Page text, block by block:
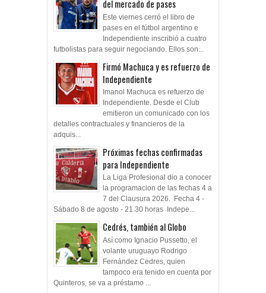
del mercado de pases
Este viernes cerró el libro de
pases en el fútbol argentino e
Independiente inscribió a cuatro
futbolistas para seguir negociando. Ellos son...
Firmó Machuca y es refuerzo de
Independiente
Imanol Machuca es refuerzo de
Independiente. Desde el Club
emitieron un comunicado con los
detalles contractuales y financieros de la
adquis...
Próximas fechas confirmadas
para Independiente
La Liga Profesional dio a conocer
la programacion de las fechas 4 a
7 del Clausura 2026. Fecha 4 -
Sábado 8 de agosto - 21.30 horas Indepe...
Cedrés, también al Globo
Así como Ignacio Pussetto, el
volante uruguayo Rodrigo
Fernández Cedres, quien
tampoco era tenido en cuenta por
Quinteros, se va a préstamo ...